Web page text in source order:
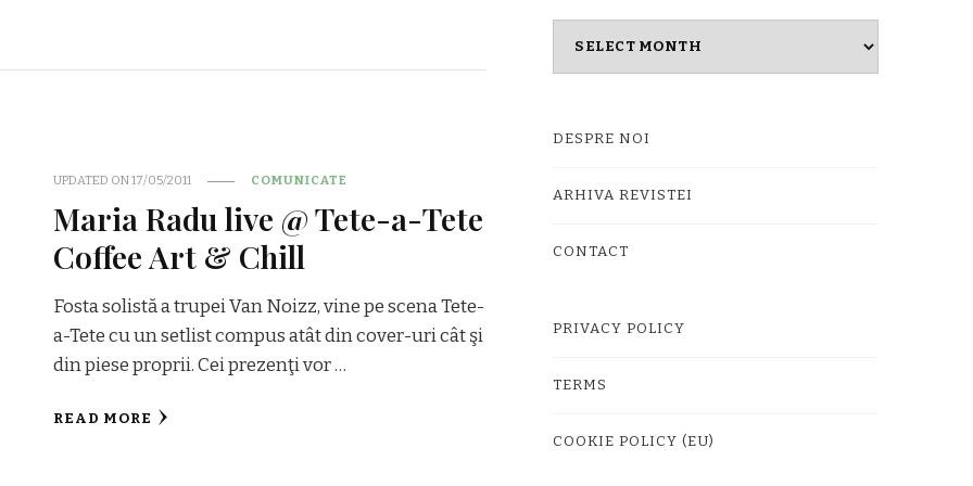
UPDATED ON17/05/2011 COMUNICATE
Maria Radu live @ Tete-a-Tete
Coffee Art & Chill
Fosta solistă a trupei Van Noizz, vine pe scena Tete-
a-Tete cu un setlist compus atât din cover-uri cât şi
din piese proprii. Cei prezenţi vor …
READ MORE
DESPRE NOI
ARHIVA REVISTEI
CONTACT
PRIVACY POLICY
TERMS
COOKIE POLICY (EU)